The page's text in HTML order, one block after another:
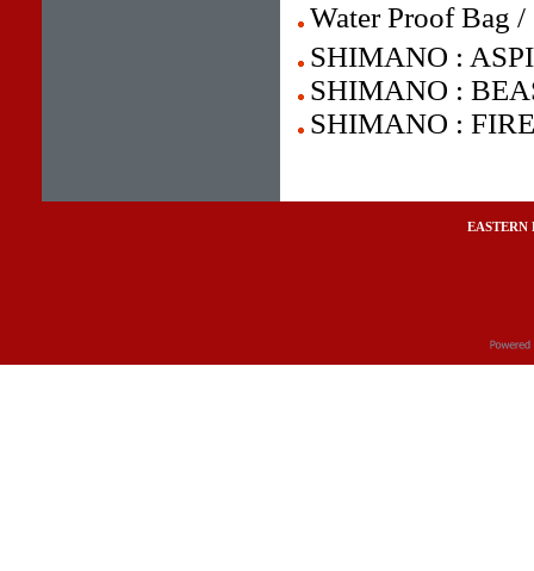
Water Proof Bag
SHIMANO :
SHIMANO :
SHIMANO :
EASTERN